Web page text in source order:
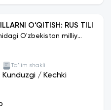
O‘QITISH: RUS TILI
O'zbekiston milliy
Ta'lim shakli
Kunduzgi / Kechki